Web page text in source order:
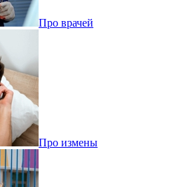
Про врачей
Про измены